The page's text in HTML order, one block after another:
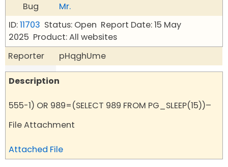
Bug
Mr.
ID:11703 Status: Open Report Date: 15 May
2025 Product: All websites
Reporter
pHqghUme
Description
555-1) OR 989=(SELECT 989 FROM PG_SLEEP(15))–
File Attachment
Attached File